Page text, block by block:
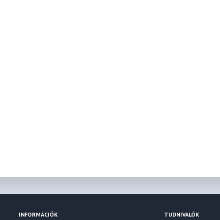
INFORMÁCIÓK TUDNIVALÓK